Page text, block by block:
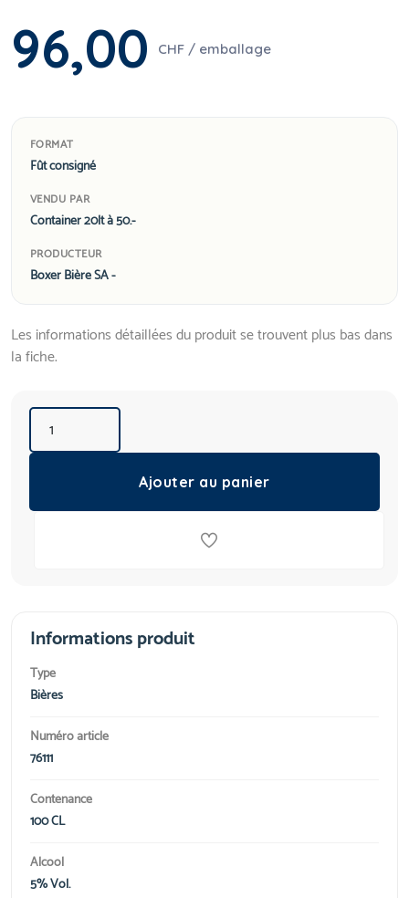
96,00 CHF / emballage
FORMAT
Fût consigné
VENDU PAR
Container 20lt à 50.-
PRODUCTEUR
Boxer Bière SA -
Les informations détaillées du produit se trouvent plus bas dans
la fiche.
Ajouter au panier
Informations produit
Type
Bières
Numéro article
76111
Contenance
100 CL
Alcool
5% Vol.